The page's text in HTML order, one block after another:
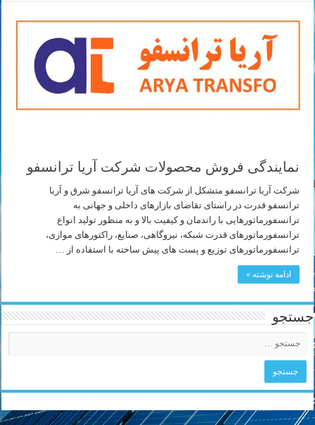
نمایندگی فروش محصولات شرکت آریا ترانسفو
شرکت آریا ترانسفو متشکل از شرکت های آریا ترانسفو شرق و آریا
ترانسفو قدرت در راستای تقاضای بازارهای داخلی و جهانی به
ترانسفورماتورهایی با راندمان و کیفیت بالا و به منظور تولید انواع
ترانسفورماتورهای قدرت شبکه، نیروگاهی، صنایع، راکتورهای موازی،
ترانسفورماتورهای توزیع و پست های پیش ساخته با استفاده از …
ادامه نوشته »
جستجو